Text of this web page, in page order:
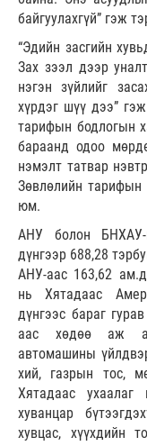
байгуулахгүй” гэж
“Эдийн засгийн
Зах зээл дээр
нэгэн зүйлийг
хүрдэг шүү дээ”
тарифын бодлогын
бараанд одоо
нэмэлт татвар
Зөвлөлийн тарифын
юм.
АНУ болон
дүнгээр 688,28
АНУ-аас 163,62
нь Хятадаас
дүнгээс бараг
аас хөдөө аж
автомашины
хий, газрын тос,
Хятадаас
хуванцар
хувцас, хүүхдийн